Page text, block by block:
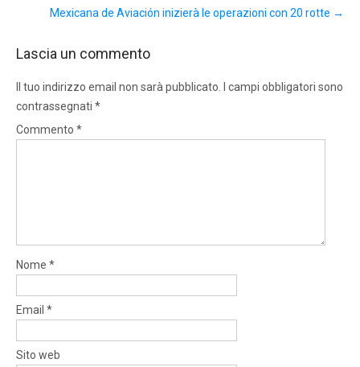
Mexicana de Aviación inizierà le operazioni con 20 rotte →
Lascia un commento
Il tuo indirizzo email non sarà pubblicato.
I campi obbligatori sono
contrassegnati *
Commento *
Nome *
Email *
Sito web